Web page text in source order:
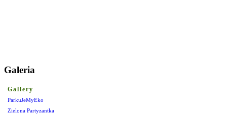
Galeria
Gallery
ParkuJeMyEko
Zielona Partyzantka